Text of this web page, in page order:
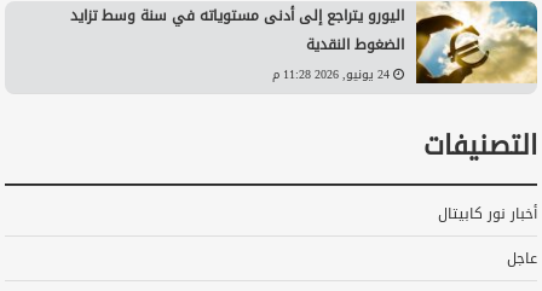
اليورو يتراجع إلى أدنى مستوياته في سنة وسط تزايد
الضغوط النقدية
24 يونيو, 2026 11:28 م
التصنيفات
أخبار نور كابيتال
عاجل